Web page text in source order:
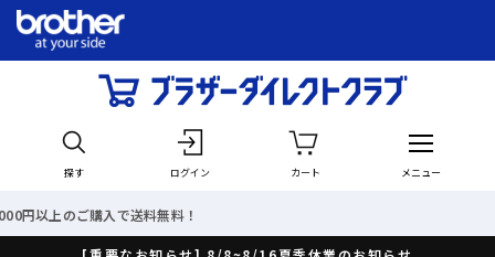
探す ログイン カート メニュー